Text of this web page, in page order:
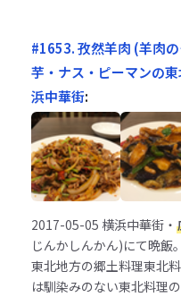
#1653. 孜然羊肉 (羊肉
芋・ナス・ピーマンの
浜中華街:
2017-05-05 横浜中華街・
じんかしんかん)にて晩飯
東北地方の郷土料理東北
は馴染みのない東北料理